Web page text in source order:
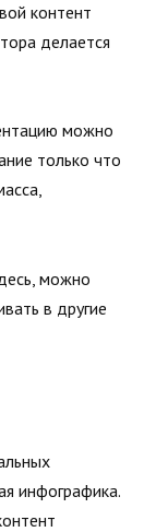
контент
делается
можно
только что
можно
в другие
инфографика.